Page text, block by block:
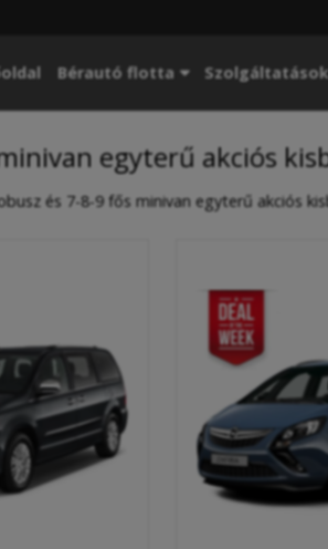
Bérautó flotta Szolgáltatások
egyterű akciós
és 7-8-9 fős minivan egyterű akciós